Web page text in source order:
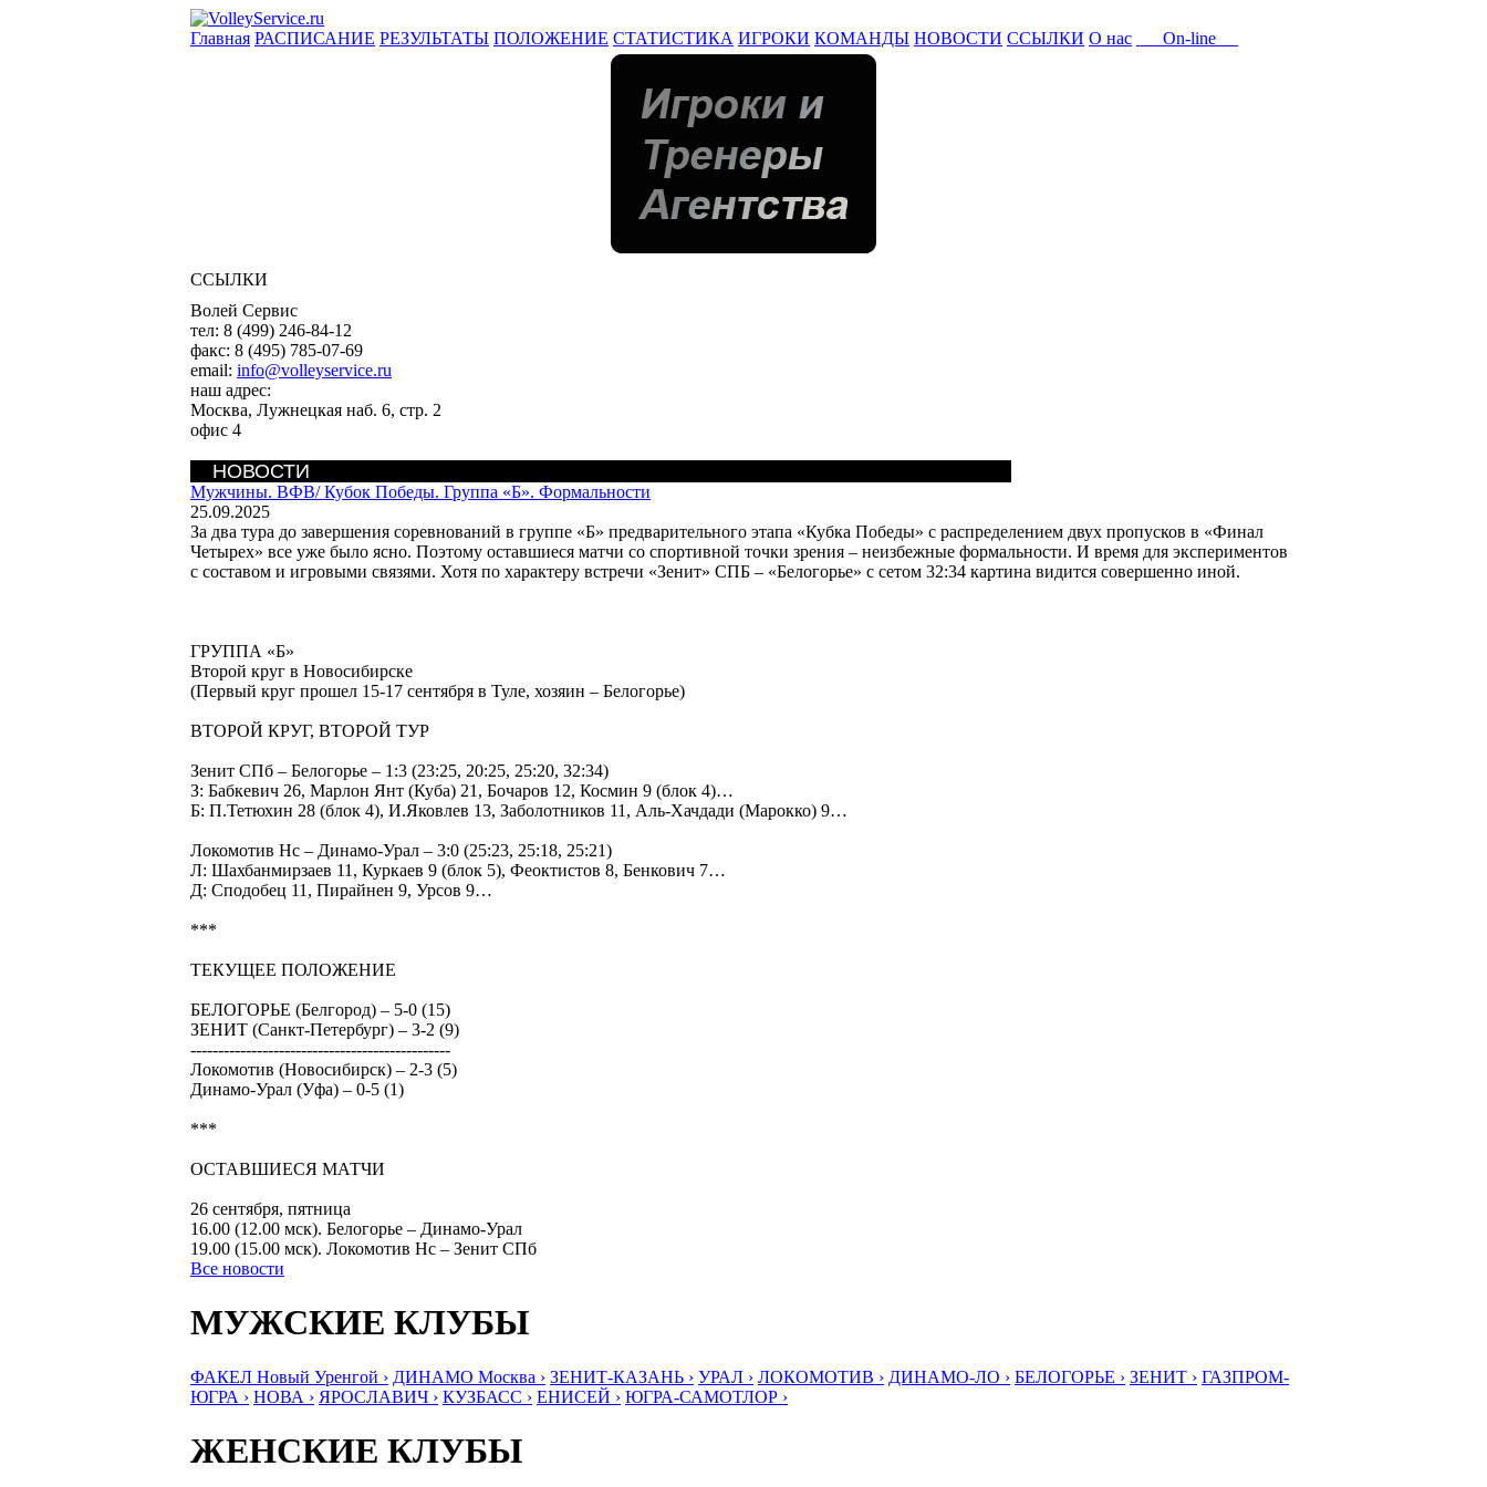
Главная РАСПИСАНИЕ РЕЗУЛЬТАТЫ ПОЛОЖЕНИЕ СТАТИСТИКА ИГРОКИ КОМАНДЫ НОВОСТИ ССЫЛКИ О нас On-line
ССЫЛКИ
Волей Сервис
тел: 8 (499) 246-84-12
факс: 8 (495) 785-07-69
email: info@volleyservice.ru
наш адрес:
Москва, Лужнецкая наб. 6, стр. 2
офис 4
НОВОСТИ
Мужчины. ВФВ/Кубок Победы. Группа «Б». Формальности
25.09.2025
За два тура до завершения соревнований в группе «Б» предварительного этапа «Кубка Победы» с распределением двух пропусков в «Финал
Четырех» все уже было ясно. Поэтому оставшиеся матчи со спортивной точки зрения – неизбежные формальности. И время для экспериментов
с составом и игровыми связями. Хотя по характеру встречи «Зенит» СПБ – «Белогорье» с сетом 32:34 картина видится совершенно иной.
ГРУППА «Б»
Второй круг в Новосибирске
(Первый круг прошел 15-17 сентября в Туле, хозяин – Белогорье)
ВТОРОЙ КРУГ, ВТОРОЙ ТУР
Зенит СПб – Белогорье – 1:3 (23:25, 20:25, 25:20, 32:34)
З: Бабкевич 26, Марлон Янт (Куба) 21, Бочаров 12, Космин 9 (блок 4)…
Б: П.Тетюхин 28 (блок 4), И.Яковлев 13, Заболотников 11, Аль-Хачдади (Марокко) 9…
Локомотив Нс – Динамо-Урал – 3:0 (25:23, 25:18, 25:21)
Л: Шахбанмирзаев 11, Куркаев 9 (блок 5), Феоктистов 8, Бенкович 7…
Д: Сподобец 11, Пирайнен 9, Урсов 9…
***
ТЕКУЩЕЕ ПОЛОЖЕНИЕ
БЕЛОГОРЬЕ (Белгород) – 5-0 (15)
ЗЕНИТ (Санкт-Петербург) – 3-2 (9)
-----------------------------------------------
Локомотив (Новосибирск) – 2-3 (5)
Динамо-Урал (Уфа) – 0-5 (1)
***
ОСТАВШИЕСЯ МАТЧИ
26 сентября, пятница
16.00 (12.00 мск). Белогорье – Динамо-Урал
19.00 (15.00 мск). Локомотив Нс – Зенит СПб
Все новости
МУЖСКИЕ КЛУБЫ
ФАКЕЛ Новый Уренгой › ДИНАМО Москва › ЗЕНИТ-КАЗАНЬ › УРАЛ › ЛОКОМОТИВ › ДИНАМО-ЛО › БЕЛОГОРЬЕ › ЗЕНИТ › ГАЗПРОМ-
ЮГРА › НОВА › ЯРОСЛАВИЧ › КУЗБАСС › ЕНИСЕЙ › ЮГРА-САМОТЛОР ›
ЖЕНСКИЕ КЛУБЫ